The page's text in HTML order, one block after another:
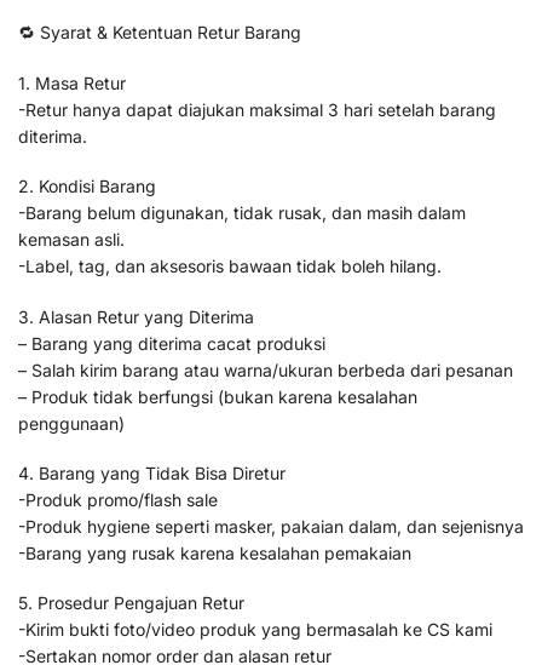
🔁 Syarat & Ketentuan Retur Barang
1. Masa Retur
-Retur hanya dapat diajukan maksimal 3 hari setelah barang
diterima.
2. Kondisi Barang
-Barang belum digunakan, tidak rusak, dan masih dalam
kemasan asli.
-Label, tag, dan aksesoris bawaan tidak boleh hilang.
3. Alasan Retur yang Diterima
– Barang yang diterima cacat produksi
– Salah kirim barang atau warna/ukuran berbeda dari pesanan
– Produk tidak berfungsi (bukan karena kesalahan
penggunaan)
4. Barang yang Tidak Bisa Diretur
-Produk promo/flash sale
-Produk hygiene seperti masker, pakaian dalam, dan sejenisnya
-Barang yang rusak karena kesalahan pemakaian
5. Prosedur Pengajuan Retur
-Kirim bukti foto/video produk yang bermasalah ke CS kami
-Sertakan nomor order dan alasan retur